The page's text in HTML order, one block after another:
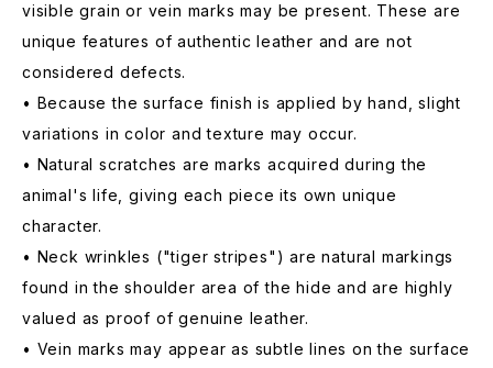
visible grain or vein marks may be present. These are
unique features of authentic leather and are not
considered defects.
• Because the surface finish is applied by hand, slight
variations in color and texture may occur.
• Natural scratches are marks acquired during the
animal's life, giving each piece its own unique
character.
• Neck wrinkles ("tiger stripes") are natural markings
found in the shoulder area of the hide and are highly
valued as proof of genuine leather.
• Vein marks may appear as subtle lines on the surface